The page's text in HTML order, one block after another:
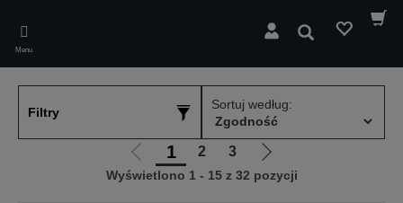
main
content
Menu
Wyszukaj
Filtry
Sortuj według:
Przejdź
do
1 2 3
Przejdź
do
Wyświetlono 1 - 15 z 32 pozycji